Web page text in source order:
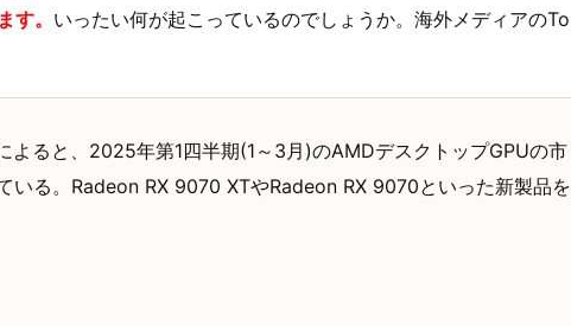
。 いったい何が起こっているのでしょうか。海外メディアのTo
ると、2025年第1四半期(1～3月)のAMDデスクトップGPUの市
いる。Radeon RX 9070 XTやRadeon RX 9070といった新製品を